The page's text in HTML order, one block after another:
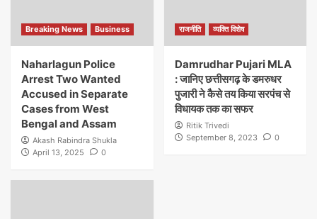
Breaking News Business
Naharlagun Police
Arrest Two Wanted
Accused in Separate
Cases from West
Bengal and Assam
Akash Rabindra Shukla
April 13, 2025
0
राजनीति व्यक्ति विशेष
Damrudhar Pujari MLA
: जानिए छत्तीसगढ़ के डमरुधर
पुजारी ने कैसे तय किया सरपंच से
विधायक तक का सफर
Ritik Trivedi
September 8, 2023
0